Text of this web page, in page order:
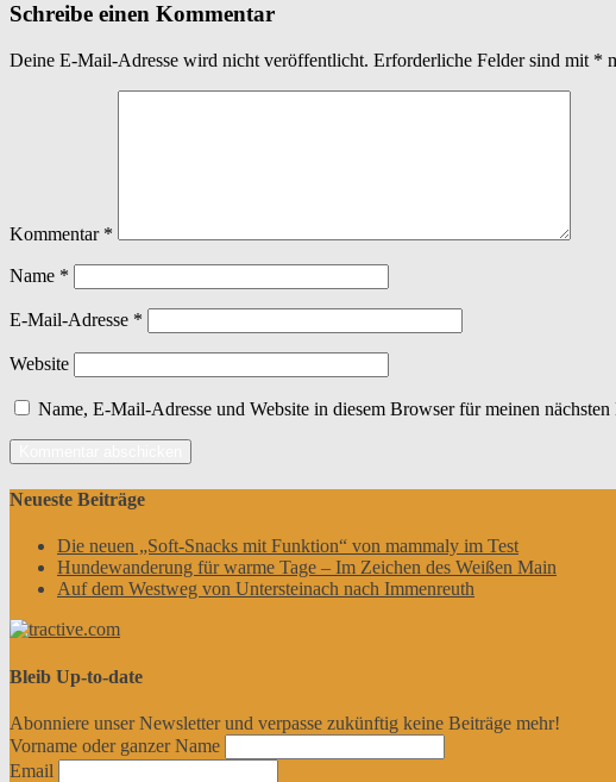
Schreibe einen Kommentar
Deine E-Mail-Adresse wird nicht veröffentlicht. Erforderliche Felder sind mit *
Kommentar *
Name *
E-Mail-Adresse *
Website
Name, E-Mail-Adresse und Website in diesem Browser für meinen
Neueste Beiträge
Die neuen „Soft-Snacks mit Funktion“ von mammaly im Test
Hundewanderung für warme Tage – Im Zeichen des Weißen Main
Auf dem Westweg von Untersteinach nach Immenreuth
Bleib Up-to-date
Abonniere unser Newsletter und verpasse zukünftig keine Beiträge mehr!
Vorname oder ganzer Name
Email